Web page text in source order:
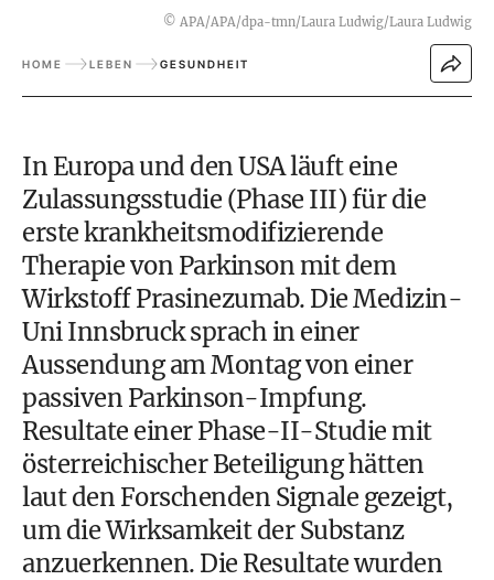
© APA/APA/dpa-tmn/Laura Ludwig/Laura Ludwig
HOME LEBEN GESUNDHEIT
In Europa und den USA läuft eine
Zulassungsstudie (Phase III) für die
erste krankheitsmodifizierende
Therapie von Parkinson mit dem
Wirkstoff Prasinezumab. Die Medizin-
Uni Innsbruck sprach in einer
Aussendung am Montag von einer
passiven Parkinson-Impfung.
Resultate einer Phase-II-Studie mit
österreichischer Beteiligung hätten
laut den Forschenden Signale gezeigt,
um die Wirksamkeit der Substanz
anzuerkennen. Die Resultate wurden